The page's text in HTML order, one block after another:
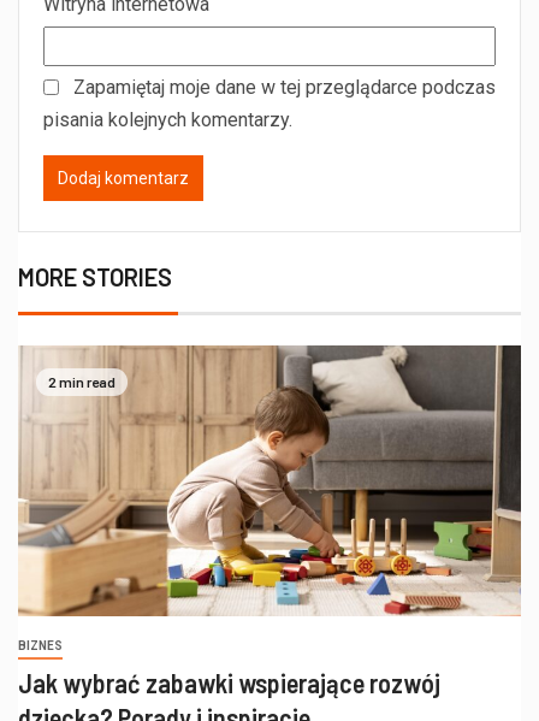
Zapamiętaj moje dane w tej przeglądarce podczas
pisania kolejnych komentarzy.
MORE STORIES
2 min read
BIZNES
Jak wybrać zabawki wspierające rozwój